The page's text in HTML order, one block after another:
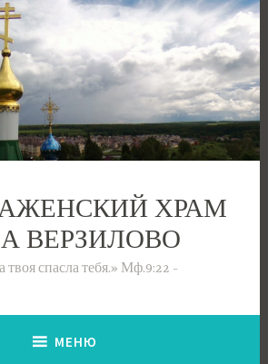
ХРАМ
ВЕРЗИЛОВО
твоя спасла тебя.» Мф.9:22
МЕНЮ